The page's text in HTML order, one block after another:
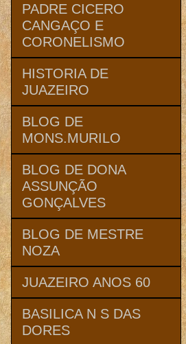
PADRE CICERO
CANGAÇO E
CORONELISMO
HISTORIA DE
JUAZEIRO
BLOG DE
MONS.MURILO
BLOG DE DONA
ASSUNÇÃO
GONÇALVES
BLOG DE MESTRE
NOZA
JUAZEIRO ANOS 60
BASILICA N S DAS
DORES